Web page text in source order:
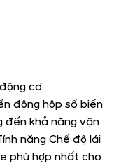
cơ
động hộp số biến
đến khả năng vận
năng Chế độ lái
phù hợp nhất cho